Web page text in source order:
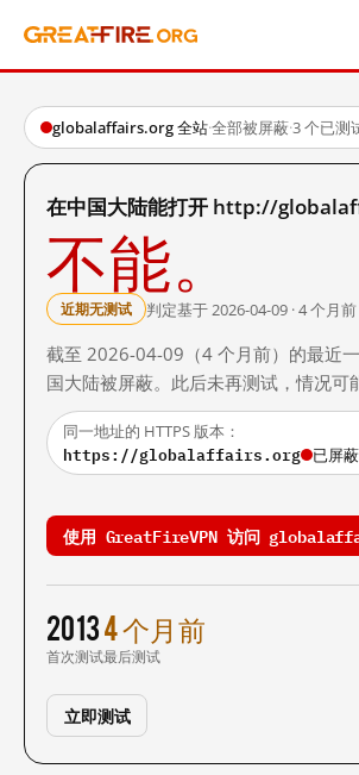
globalaffairs.org 全站·全部被屏蔽·3 个已测
在中国大陆能打开 http://
不能。
近期无测试 判定基于 2026-04-09 · 4 个月前
截至 2026-04-09（4 个月前）的最近
国大陆被屏蔽。此后未再测试，情况可
同一地址的 HTTPS 版本：
https://globalaffairs.org 已屏蔽
使用 GreatFireVPN 访问
2013
首次测试
4 个月前
最后测试
立即测试